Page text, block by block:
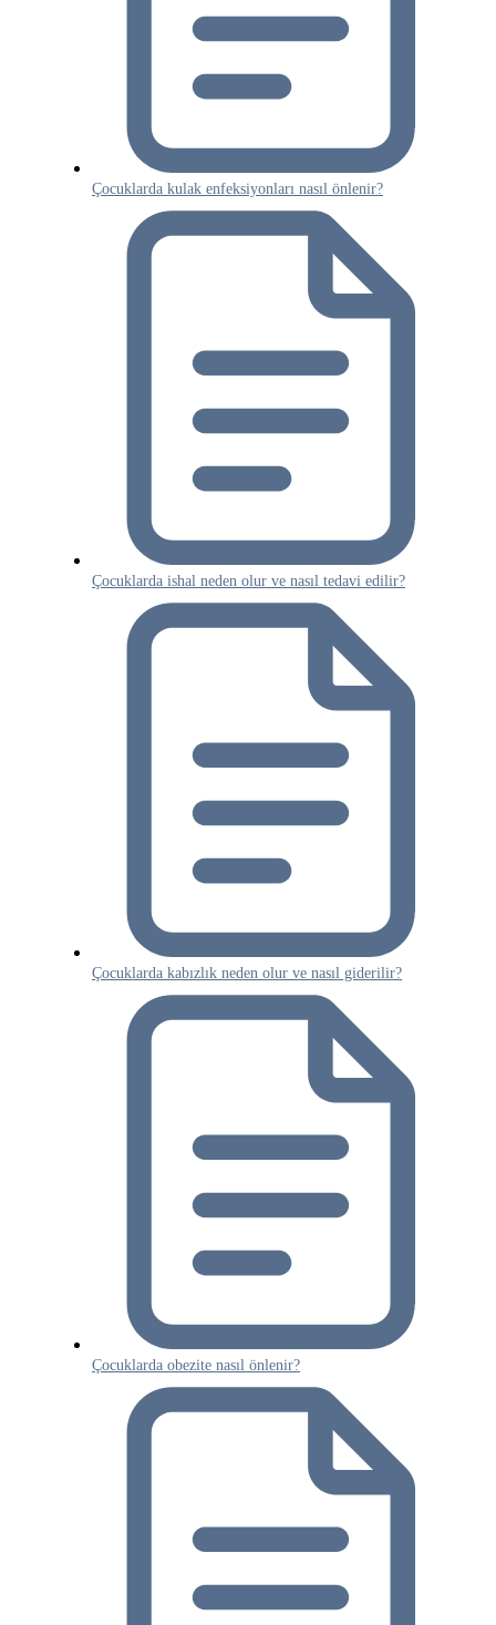
Çocuklarda kulak enfeksiyonları nasıl önlenir?
Çocuklarda ishal neden olur ve nasıl tedavi edilir?
Çocuklarda kabızlık neden olur ve nasıl giderilir?
Çocuklarda obezite nasıl önlenir?